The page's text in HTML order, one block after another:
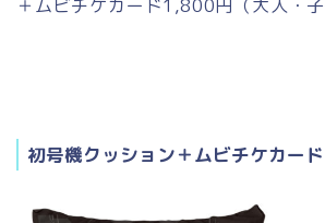
＋ムビチケカード1,800円（大人・子
初号機クッション＋ムビチケカード